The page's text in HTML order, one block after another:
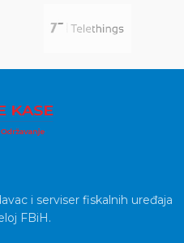
i serviser fiskalnih uređaja
FBiH.